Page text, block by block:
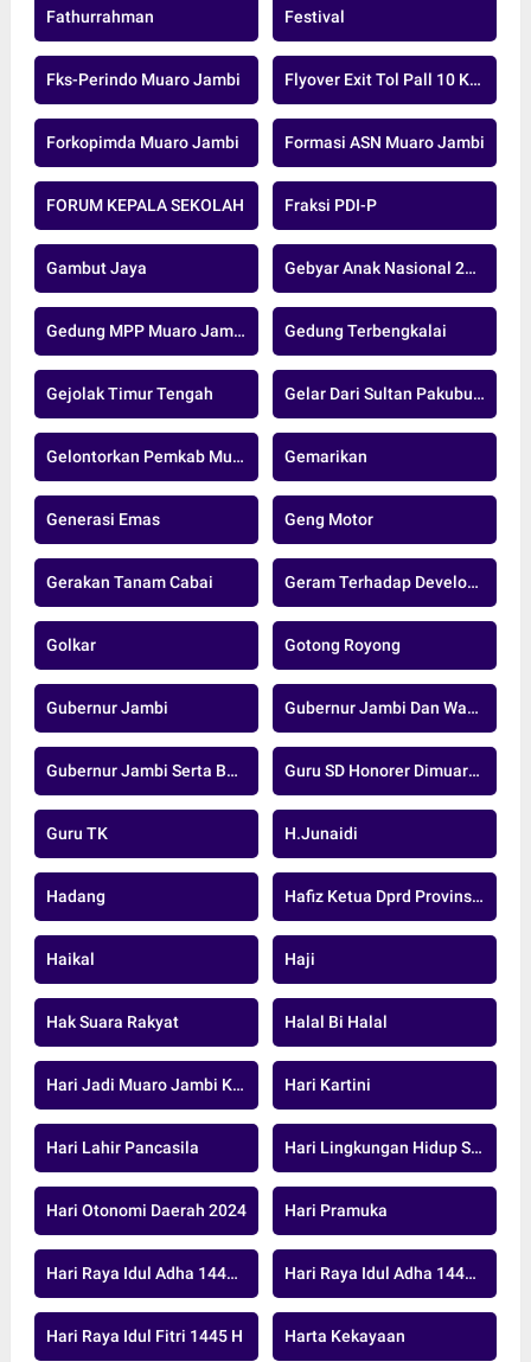
Fathurrahman Festival
Fks-Perindo Muaro Jambi Flyover Exit Tol Pall 10 Kota Jambi
Forkopimda Muaro Jambi Formasi ASN Muaro Jambi
FORUM KEPALA SEKOLAH Fraksi PDI-P
Gambut Jaya Gebyar Anak Nasional 2024
Gedung MPP Muaro Jambi Gedung Terbengkalai
Gejolak Timur Tengah Gelar Dari Sultan Pakubuwono XIII
Gelontorkan Pemkab Muaro Jambi Gemarikan
Generasi Emas Geng Motor
Gerakan Tanam Cabai Geram Terhadap Developer Nakal
Golkar Gotong Royong
Gubernur Jambi Gubernur Jambi Dan Wakil Gubernur Jambi
Gubernur Jambi Serta Bupati Dan Wakil Bupati Muaro Jambi Guru SD Honorer Dimuaro Jambi
Guru TK H.junaidi
Hadang Hafiz Ketua Dprd Provinsi Jambi
Haikal Haji
Hak Suara Rakyat Halal Bi Halal
Hari Jadi Muaro Jambi Ke-26 Hari Kartini
Hari Lahir Pancasila Hari Lingkungan Hidup Sedunia
Hari Otonomi Daerah 2024 Hari Pramuka
Hari Raya Idul Adha 1446 H Hari Raya Idul Adha 1447 H
Hari Raya Idul Fitri 1445 H Harta Kekayaan